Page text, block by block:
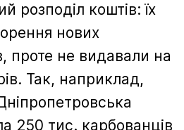
розподіл коштів: їх
нових
проте не видавали на
Так, наприклад,
250 тис. карбованців